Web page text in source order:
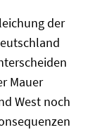
der
Mauer
West noch